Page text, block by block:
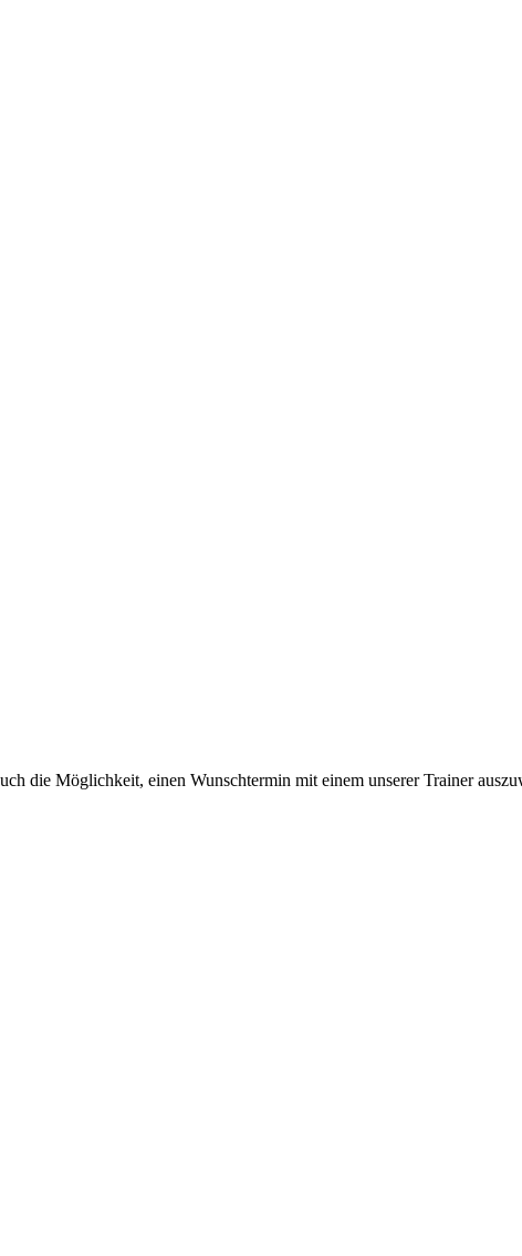
die Möglichkeit, einen Wunschtermin mit einem unserer Trainer